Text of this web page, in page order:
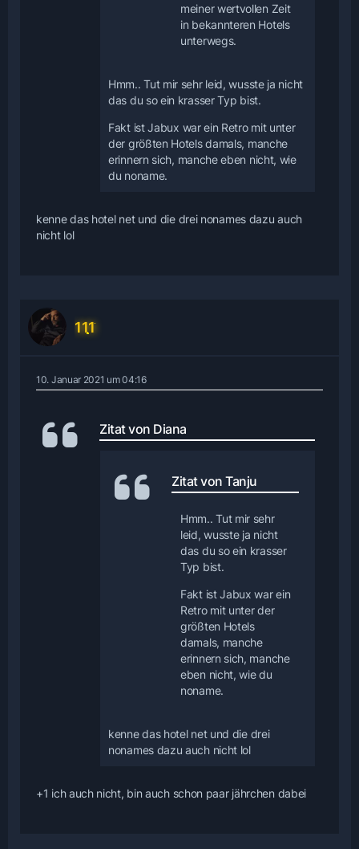
meiner wertvollen Zeit
in bekannteren Hotels
unterwegs.
Hmm.. Tut mir sehr leid, wusste ja nicht
das du so ein krasser Typ bist.
Fakt ist Jabux war ein Retro mit unter
der größten Hotels damals, manche
erinnern sich, manche eben nicht, wie
du noname.
kenne das hotel net und die drei nonames dazu auch
nicht lol
111
10. Januar 2021 um 04:16
Zitat von Diana
Zitat von Tanju
Hmm.. Tut mir sehr
leid, wusste ja nicht
das du so ein krasser
Typ bist.
Fakt ist Jabux war ein
Retro mit unter der
größten Hotels
damals, manche
erinnern sich, manche
eben nicht, wie du
noname.
kenne das hotel net und die drei
nonames dazu auch nicht lol
+1 ich auch nicht, bin auch schon paar jährchen dabei